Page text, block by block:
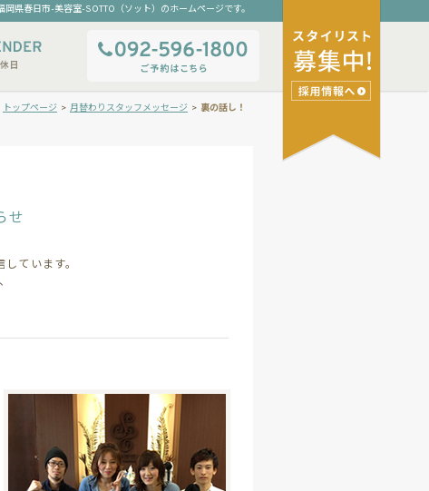
岡県春日市-美容室-SOTTO（ソット）のホームページです。
裏の話し！
トップページ > 月替わりスタッフメッセージ >
せ
ています。